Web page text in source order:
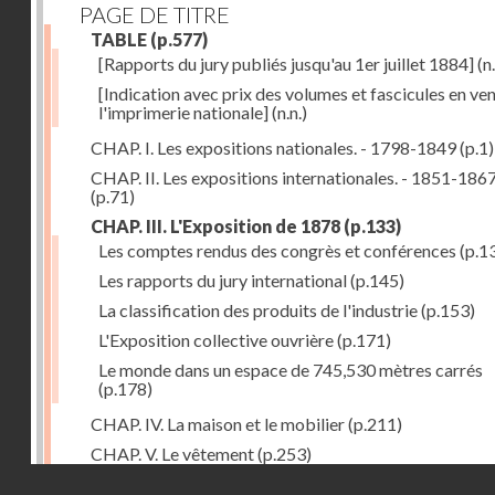
PAGE DE TITRE
TABLE (p.577)
[Rapports du jury publiés jusqu'au 1er juillet 1884]
[Indication avec prix des volumes et fascicules en
l'imprimerie nationale](n.n.)
CHAP. I. Les expositions nationales. - 1798-1849(p.1)
CHAP. II. Les expositions internationales. - 1851-
(p.71)
CHAP. III. L'Exposition de 1878 (p.133)
Les comptes rendus des congrès et conférences
Les rapports du jury international(p.145)
La classification des produits de l'industrie(p.153)
L'Exposition collective ouvrière(p.171)
Le monde dans un espace de 745,530 mètres carrés
(p.178)
CHAP. IV. La maison et le mobilier(p.211)
CHAP. V. Le vêtement(p.253)